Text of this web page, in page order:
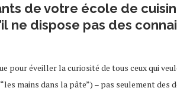
de votre école de
ne dispose pas des
pour éveiller la curiosité de tous ceux qui
mains dans la pâte”) – pas seulement des